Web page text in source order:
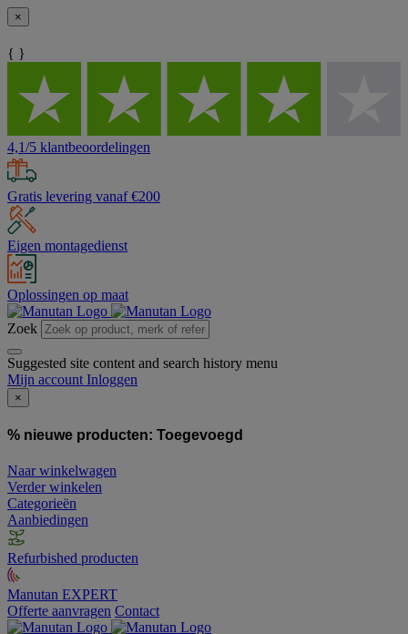
×
{ }
4,1/5 klantbeoordelingen
Gratis levering vanaf €200
Eigen montagedienst
Oplossingen op maat
Zoek
Suggested site content and search history menu
Mijn account Inloggen
×
% nieuwe producten: Toegevoegd
Naar winkelwagen
Verder winkelen
Categorieën
Aanbiedingen
Refurbished producten
Manutan EXPERT
Offerte aanvragen Contact